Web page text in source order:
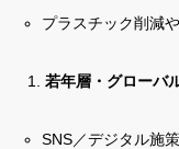
プラスチック削減
若年層・グローバ
SNS／デジタル施